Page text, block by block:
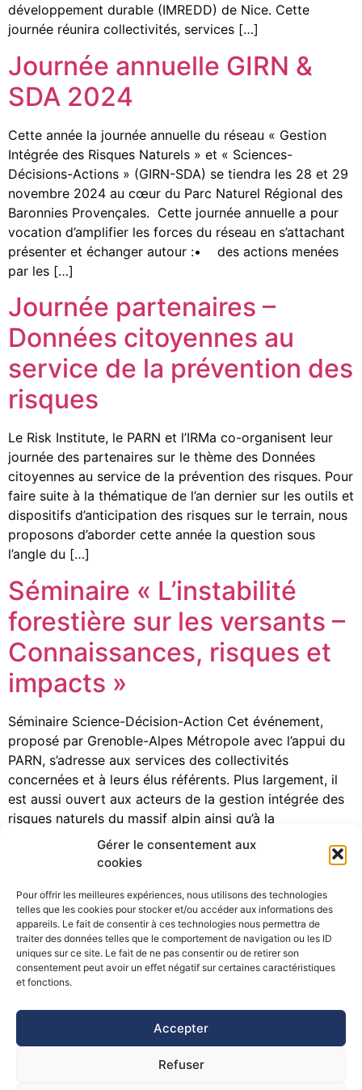
Gérer le consentement aux
cookies
Pour offrir les meilleures expériences, nous utilisons des technologies
telles que les cookies pour stocker et/ou accéder aux informations des
appareils. Le fait de consentir à ces technologies nous permettra de
traiter des données telles que le comportement de navigation ou les ID
uniques sur ce site. Le fait de ne pas consentir ou de retirer son
consentement peut avoir un effet négatif sur certaines caractéristiques
et fonctions.
Accepter
Refuser
développement durable (IMREDD) de Nice. Cette
journée réunira collectivités, services […]
Journée annuelle GIRN &
SDA 2024
Cette année la journée annuelle du réseau « Gestion
Intégrée des Risques Naturels » et « Sciences-
Décisions-Actions » (GIRN-SDA) se tiendra les 28 et 29
novembre 2024 au cœur du Parc Naturel Régional des
Baronnies Provençales. Cette journée annuelle a pour
vocation d’amplifier les forces du réseau en s’attachant
présenter et échanger autour :• des actions menées
par les […]
Journée partenaires –
Données citoyennes au
service de la prévention des
risques
Le Risk Institute, le PARN et l’IRMa co-organisent leur
journée des partenaires sur le thème des Données
citoyennes au service de la prévention des risques. Pour
faire suite à la thématique de l’an dernier sur les outils et
dispositifs d’anticipation des risques sur le terrain, nous
proposons d’aborder cette année la question sous
l’angle du […]
Séminaire « L’instabilité
forestière sur les versants –
Connaissances, risques et
impacts »
Séminaire Science-Décision-Action Cet événement,
proposé par Grenoble-Alpes Métropole avec l’appui du
PARN, s’adresse aux services des collectivités
concernées et à leurs élus référents. Plus largement, il
est aussi ouvert aux acteurs de la gestion intégrée des
risques naturels du massif alpin ainsi qu’à la
communauté scientifique et technique. L’instabilité
forestière sur les versants : connaissances, […]
Next
©Pôle Alpin d’études et de recherche pour la prévention des